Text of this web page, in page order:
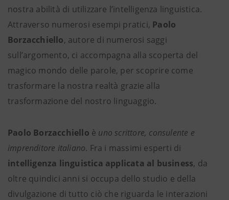
nostra abilità di utilizzare l’intelligenza linguistica.
Attraverso numerosi esempi pratici, Paolo
Borzacchiello, autore di numerosi saggi
sull’argomento, ci accompagna alla scoperta del
magico mondo delle parole, per scoprire come
trasformare la nostra realtà grazie alla
trasformazione del nostro linguaggio.
Paolo Borzacchiello è uno scrittore, consulente e
imprenditore italiano. Fra i massimi esperti di
intelligenza linguistica applicata al business, da
oltre quindici anni si occupa dello studio e della
divulgazione di tutto ciò che riguarda le interazioni